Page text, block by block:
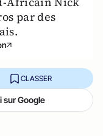
par des
CLASSER
Google